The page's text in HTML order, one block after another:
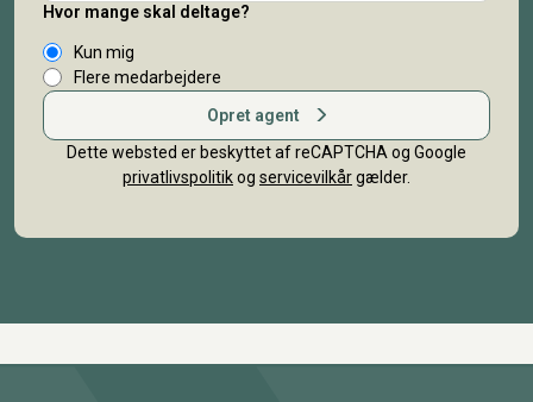
Hvor mange skal deltage?
Kun mig
Flere medarbejdere
Opret agent
Dette websted er beskyttet af reCAPTCHA og Google
privatlivspolitikog servicevilkårgælder.